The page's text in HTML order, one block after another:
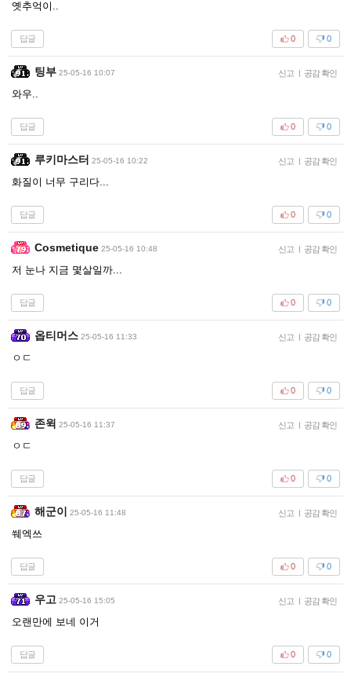
옛추억이..
답글 0
0
팅부 25-05-16 10:07 신고 | 공감 확인
와우..
답글 0
0
루키마스터 25-05-16 10:22 신고 | 공감 확인
화질이 너무 구리다...
답글 0
0
Cosmetique 25-05-16 10:48 신고 | 공감 확인
저 눈나 지금 몇살일까...
답글 0
0
옵티머스 25-05-16 11:33 신고 | 공감 확인
ㅇㄷ
답글 0
0
존윅 25-05-16 11:37 신고 | 공감 확인
ㅇㄷ
답글 0
0
해군이 25-05-16 11:48 신고 | 공감 확인
쒜엑쓰
답글 0
0
우고 25-05-16 15:05 신고 | 공감 확인
오랜만에 보네 이거
답글 0
0